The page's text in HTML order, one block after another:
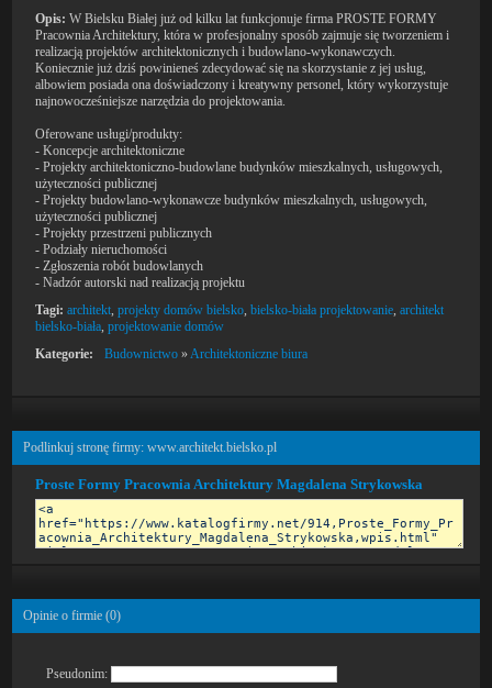
Opis: W Bielsku Białej już od kilku lat funkcjonuje firma PROSTE FORMY
Pracownia Architektury, która w profesjonalny sposób zajmuje się tworzeniem i
realizacją projektów architektonicznych i budowlano-wykonawczych.
Koniecznie już dziś powinieneś zdecydować się na skorzystanie z jej usług,
albowiem posiada ona doświadczony i kreatywny personel, który wykorzystuje
najnowocześniejsze narzędzia do projektowania.
Oferowane usługi/produkty:
- Koncepcje architektoniczne
- Projekty architektoniczno-budowlane budynków mieszkalnych, usługowych,
użyteczności publicznej
- Projekty budowlano-wykonawcze budynków mieszkalnych, usługowych,
użyteczności publicznej
- Projekty przestrzeni publicznych
- Podziały nieruchomości
- Zgłoszenia robót budowlanych
- Nadzór autorski nad realizacją projektu
Tagi: architekt,projekty domów bielsko,bielsko-biała projektowanie,architekt
bielsko-biała,projektowanie domów
Kategorie:
Budownictwo »Architektoniczne biura
Podlinkuj stronę firmy: www.architekt.bielsko.pl
Proste Formy Pracownia Architektury Magdalena Strykowska
Opinie o firmie (0)
Pseudonim: